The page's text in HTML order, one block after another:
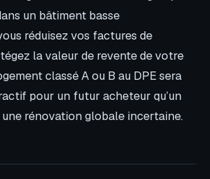
un bâtiment basse
réduisez vos factures de
la valeur de revente de votre
classé A ou B au DPE sera
pour un futur acheteur qu’un
rénovation globale incertaine.